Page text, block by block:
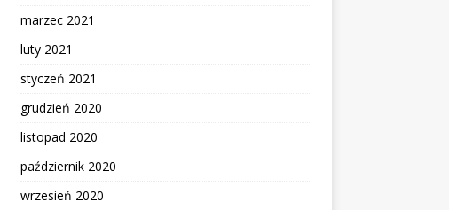
marzec 2021
luty 2021
styczeń 2021
grudzień 2020
listopad 2020
październik 2020
wrzesień 2020